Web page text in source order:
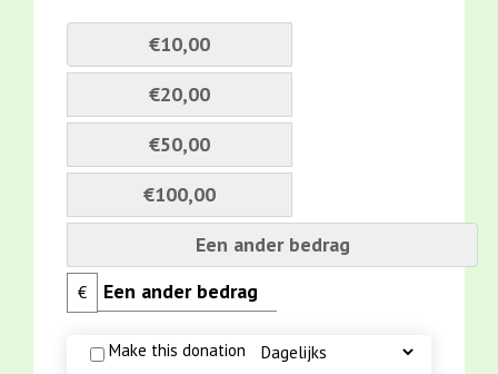
€10,00
€20,00
€50,00
€100,00
Een ander bedrag
€
Make this donation